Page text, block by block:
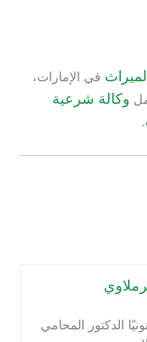
في الإمارات،
وكالة شرعية
.
الدكتور المحامي